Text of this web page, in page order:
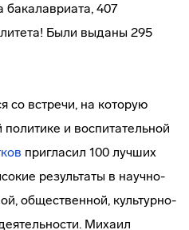
бакалавриата, 407
Были выданы 295
со встречи, на которую
и воспитательной
пригласил 100 лучших
результаты в научно-
общественной, культурно-
Михаил